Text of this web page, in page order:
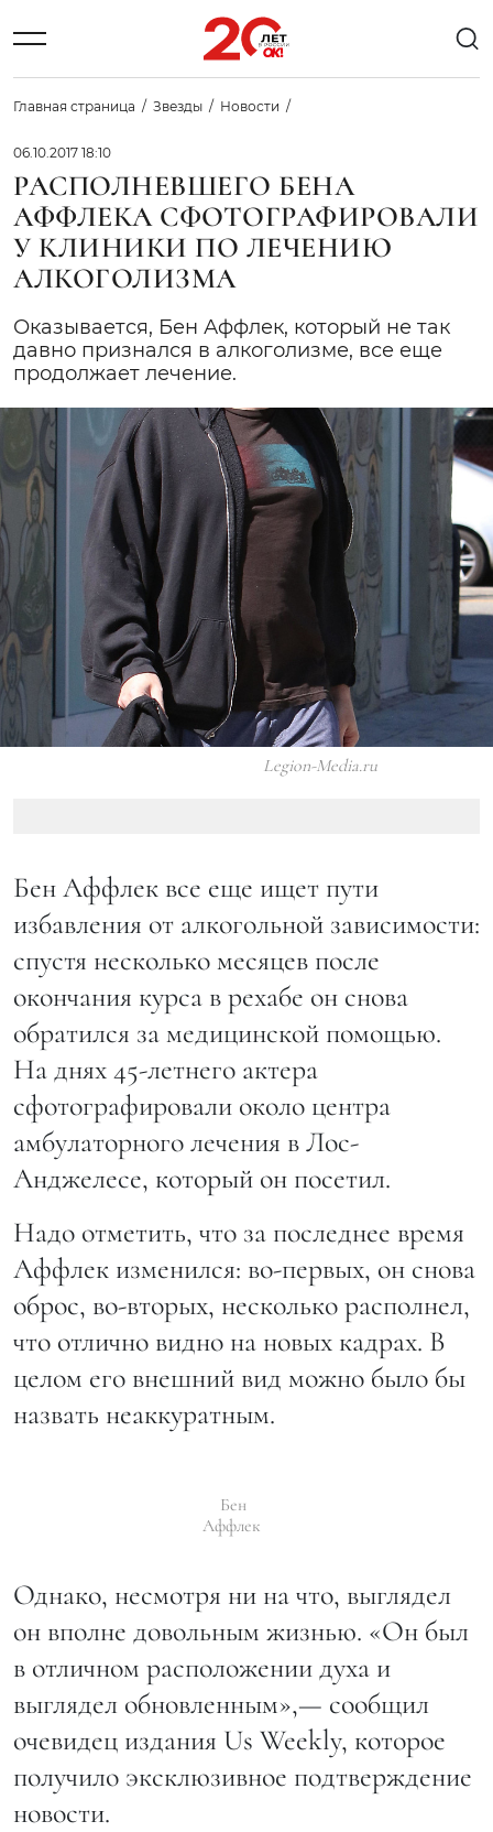
Главная страница Звезды Новости
06.10.2017 18:10
РАСПОЛНЕВШЕГО БЕНА
АФФЛЕКА СФОТОГРАФИРОВАЛИ
У КЛИНИКИ ПО ЛЕЧЕНИЮ
АЛКОГОЛИЗМА
Оказывается, Бен Аффлек, который не так
давно признался в алкоголизме, все еще
продолжает лечение.
Legion-Media.ru
Бен Аффлек все еще ищет пути
избавления от алкогольной зависимости:
спустя несколько месяцев после
окончания курса в рехабе он снова
обратился за медицинской помощью.
На днях 45-летнего актера
сфотографировали около центра
амбулаторного лечения в Лос-
Анджелесе, который он посетил.
Надо отметить, что за последнее время
Аффлек изменился: во-первых, он снова
оброс, во-вторых, несколько располнел,
что отлично видно на новых кадрах. В
целом его внешний вид можно было бы
назвать неаккуратным.
Бен
Аффлек
Однако, несмотря ни на что, выглядел
он вполне довольным жизнью. «Он был
в отличном расположении духа и
выглядел обновленным»,— сообщил
очевидец издания Us Weekly, которое
получило эксклюзивное подтверждение
новости.